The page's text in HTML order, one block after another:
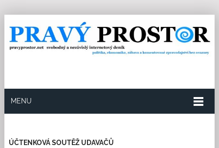
MENU
ÚČTENKOVÁ SOUTĚŽ UDAVAČŮ